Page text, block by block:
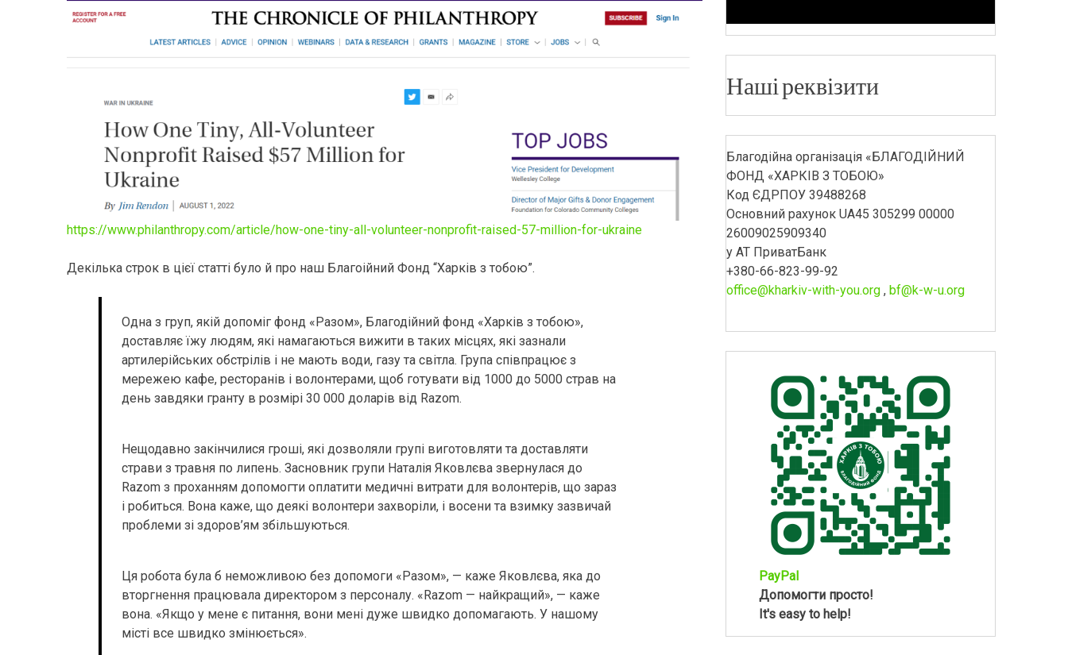
https://www.philanthropy.com/article/how-one-tiny-all-volunteer-nonprofit-raised-57-million-for-ukraine
Декілька строк в цієї статті було й про наш Благоійний Фонд “Харків з тобою”.
Одна з груп, якій допоміг фонд «Разом», Благодійний фонд «Харків з тобою»,
доставляє їжу людям, які намагаються вижити в таких місцях, які зазнали
артилерійських обстрілів і не мають води, газу та світла. Група співпрацює з
мережею кафе, ресторанів і волонтерами, щоб готувати від 1000 до 5000 страв на
день завдяки гранту в розмірі 30 000 доларів від Razom.
Нещодавно закінчилися гроші, які дозволяли групі виготовляти та доставляти
страви з травня по липень. Засновник групи Наталія Яковлєва звернулася до
Razom з проханням допомогти оплатити медичні витрати для волонтерів, що зараз
і робиться. Вона каже, що деякі волонтери захворіли, і восени та взимку зазвичай
проблеми зі здоров’ям збільшуються.
Ця робота була б неможливою без допомоги «Разом», — каже Яковлєва, яка до
вторгнення працювала директором з персоналу. «Razom — найкращий», — каже
вона. «Якщо у мене є питання, вони мені дуже швидко допомагають. У нашому
місті все швидко змінюється».
Наші реквізити
Благодійна організація «БЛАГОДІЙНИЙ
ФОНД «ХАРКІВ З ТОБОЮ»
Код ЄДРПОУ 39488268
Основний рахунок UA45 305299 00000
26009025909340
у АТ ПриватБанк
+380-66-823-99-92
office@kharkiv-with-you.org, bf@k-w-u.org
PayPal
Допомогти просто!
It's easy to help!